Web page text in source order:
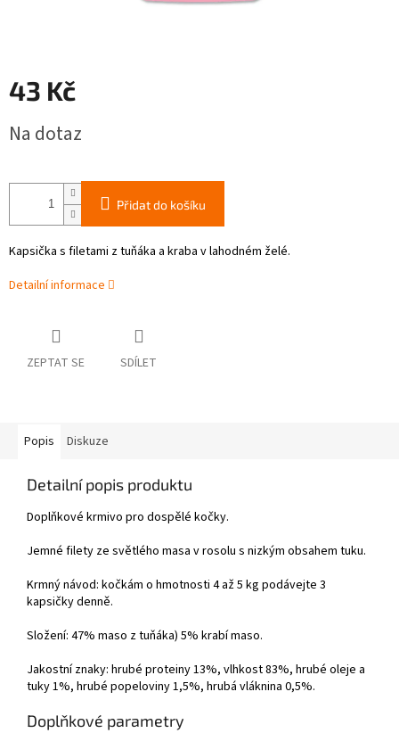
43 Kč
cena:
Na dotaz
Přidat do košíku
Kapsička s filetami z tuňáka a kraba v lahodném želé.
Detailní informace
ZEPTAT SE SDÍLET
Popis Diskuze
Detailní popis produktu
Doplňkové krmivo pro dospělé kočky.
Jemné filety ze světlého masa v rosolu s nizkým obsahem tuku.
Krmný návod: kočkám o hmotnosti 4 až 5 kg podávejte 3
kapsičky denně.
Složení: 47% maso z tuňáka) 5% krabí maso.
Jakostní znaky: hrubé proteiny 13%, vlhkost 83%, hrubé oleje a
tuky 1%, hrubé popeloviny 1,5%, hrubá vláknina 0,5%.
Doplňkové parametry